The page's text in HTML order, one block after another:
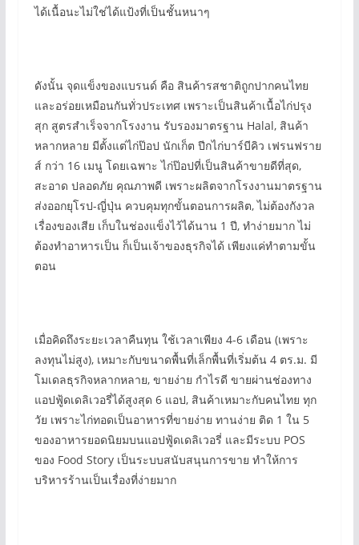
ได้เนื้อนะไม่ใช่ได้แป้งที่เป็นชั้นหนาๆ
ดังนั้น จุดแข็งของแบรนด์ คือ สินค้ารสชาติถูกปากคนไทย
และอร่อยเหมือนกันทั่วประเทศ เพราะเป็นสินค้าเนื้อไก่ปรุง
สุก สูตรสำเร็จจากโรงงาน รับรองมาตรฐาน Halal, สินค้า
หลากหลาย มีตั้งแต่ไก่ป๊อป นักเก็ต ปีกไก่บาร์บีคิว เฟรนฟราย
ส์ กว่า 16 เมนู โดยเฉพาะ ไก่ป๊อปที่เป็นสินค้าขายดีที่สุด,
สะอาด ปลอดภัย คุณภาพดี เพราะผลิตจากโรงงานมาตรฐาน
ส่งออกยุโรป-ญี่ปุ่น ควบคุมทุกขั้นตอนการผลิต, ไม่ต้องกังวล
เรื่องของเสีย เก็บในช่องแข็งไว้ได้นาน 1 ปี, ทำง่ายมาก ไม่
ต้องทำอาหารเป็น ก็เป็นเจ้าของธุรกิจได้ เพียงแค่ทำตามขั้น
ตอน
เมื่อคิดถึงระยะเวลาคืนทุน ใช้เวลาเพียง 4-6 เดือน (เพราะ
ลงทุนไม่สูง), เหมาะกับขนาดพื้นที่เล็กพื้นที่เริ่มต้น 4 ตร.ม. มี
โมเดลธุรกิจหลากหลาย, ขายง่าย กำไรดี ขายผ่านช่องทาง
แอปฟู้ดเดลิเวอรี่ได้สูงสุด 6 แอป, สินค้าเหมาะกับคนไทย ทุก
วัย เพราะไก่ทอดเป็นอาหารที่ขายง่าย ทานง่าย ติด 1 ใน 5
ของอาหารยอดนิยมบนแอปฟู้ดเดลิเวอรี่ และมีระบบ POS
ของ Food Story เป็นระบบสนับสนุนการขาย ทำให้การ
บริหารร้านเป็นเรื่องที่ง่ายมาก